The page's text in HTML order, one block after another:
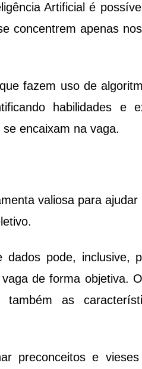
Artificial é
concentrem apenas
fazem uso de
habilidades e
encaixam na vaga.
valiosa para
pode, inclusive,
de forma objetiva.
as
preconceitos e